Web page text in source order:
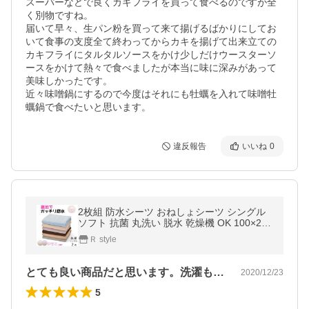
く別物ですね。
届いて早々、生パン粉を買って来て揚げるばかりにしてお
いて食事の支度全て終わってからカキを揚げて出来立ての
カキフライにタルタルソースをかけ少しだけウースターソ
ースをかけて熱々で食べましたが本当に味に深みがあって
美味しかったです。
近々味噌鍋にするので今度はそれにも牡蠣を入れて味噌牡
蠣鍋で食べたいと思います。
違反報告 いいね 0
2枚組 防水シーツ おねしょシーツ シングル
ソフト 抗菌 丸洗い 脱水 乾燥機 OK 100×205
cm 子供 介護 ペット 洗える
Ｒ style
とても良い商品だと思います。洗濯もしや… 2020/12/23
5